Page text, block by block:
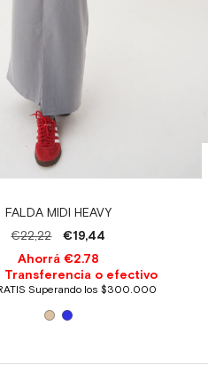
FALDA MIDI HEAVY
€22,22
€19,44